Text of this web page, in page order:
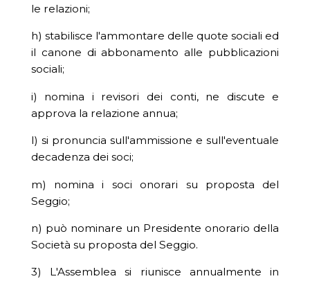
le relazioni;
h) stabilisce l'ammontare delle quote sociali ed
il canone di abbonamento alle pubblicazioni
sociali;
i) nomina i revisori dei conti, ne discute e
approva la relazione annua;
l) si pronuncia sull'ammissione e sull'eventuale
decadenza dei soci;
m) nomina i soci onorari su proposta del
Seggio;
n) può nominare un Presidente onorario della
Società su proposta del Seggio.
3) L'Assemblea si riunisce annualmente in